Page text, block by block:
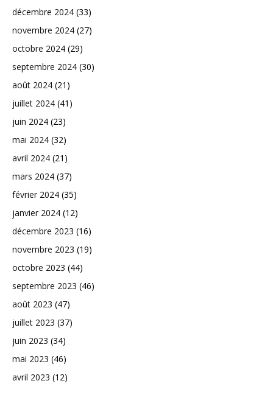
décembre 2024 (33)
novembre 2024 (27)
octobre 2024 (29)
septembre 2024 (30)
août 2024 (21)
juillet 2024 (41)
juin 2024 (23)
mai 2024 (32)
avril 2024 (21)
mars 2024 (37)
février 2024 (35)
janvier 2024 (12)
décembre 2023 (16)
novembre 2023 (19)
octobre 2023 (44)
septembre 2023 (46)
août 2023 (47)
juillet 2023 (37)
juin 2023 (34)
mai 2023 (46)
avril 2023 (12)